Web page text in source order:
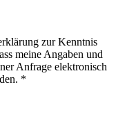
zur Kenntnis
meine Angaben und
Anfrage elektronisch
*